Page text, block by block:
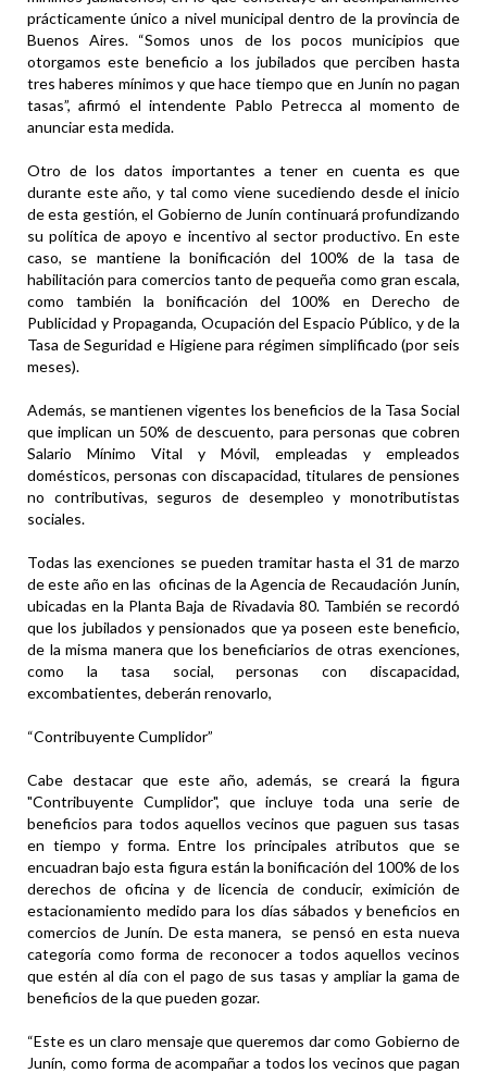
prácticamente único a nivel municipal dentro de la provincia de
Buenos Aires. “Somos unos de los pocos municipios que
otorgamos este beneficio a los jubilados que perciben hasta
tres haberes mínimos y que hace tiempo que en Junín no pagan
tasas”, afirmó el intendente Pablo Petrecca al momento de
anunciar esta medida.
Otro de los datos importantes a tener en cuenta es que
durante este año, y tal como viene sucediendo desde el inicio
de esta gestión, el Gobierno de Junín continuará profundizando
su política de apoyo e incentivo al sector productivo. En este
caso, se mantiene la bonificación del 100% de la tasa de
habilitación para comercios tanto de pequeña como gran escala,
como también la bonificación del 100% en Derecho de
Publicidad y Propaganda, Ocupación del Espacio Público, y de la
Tasa de Seguridad e Higiene para régimen simplificado (por seis
meses).
Además, se mantienen vigentes los beneficios de la Tasa Social
que implican un 50% de descuento, para personas que cobren
Salario Mínimo Vital y Móvil, empleadas y empleados
domésticos, personas con discapacidad, titulares de pensiones
no contributivas, seguros de desempleo y monotributistas
sociales.
Todas las exenciones se pueden tramitar hasta el 31 de marzo
de este año en las oficinas de la Agencia de Recaudación Junín,
ubicadas en la Planta Baja de Rivadavia 80. También se recordó
que los jubilados y pensionados que ya poseen este beneficio,
de la misma manera que los beneficiarios de otras exenciones,
como la tasa social, personas con discapacidad,
excombatientes, deberán renovarlo,
“Contribuyente Cumplidor”
Cabe destacar que este año, además, se creará la figura
"Contribuyente Cumplidor", que incluye toda una serie de
beneficios para todos aquellos vecinos que paguen sus tasas
en tiempo y forma. Entre los principales atributos que se
encuadran bajo esta figura están la bonificación del 100% de los
derechos de oficina y de licencia de conducir, eximición de
estacionamiento medido para los días sábados y beneficios en
comercios de Junín. De esta manera, se pensó en esta nueva
categoría como forma de reconocer a todos aquellos vecinos
que estén al día con el pago de sus tasas y ampliar la gama de
beneficios de la que pueden gozar.
“Este es un claro mensaje que queremos dar como Gobierno de
Junín, como forma de acompañar a todos los vecinos que pagan